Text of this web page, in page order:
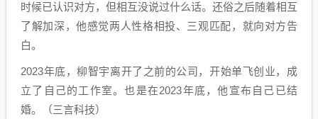
时候已认识对方，但相互没说过什么话。还俗之后随着相互
了解加深，他感觉两人性格相投、三观匹配，就向对方告
白。
2023年底，柳智宇离开了之前的公司，开始单飞创业，成
立了自己的工作室。也是在2023年底，他宣布自己已结
婚。（三言科技）